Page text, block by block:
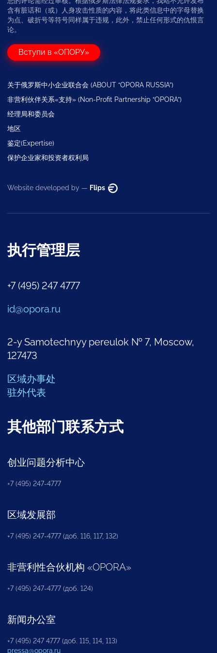
含有脏话和（或）人身攻击性质的内容，将此类信息中的字母替换
为点、破折号等符号同样属于违规，此外，禁止任何形式的仇恨言
论。
Вступи в «ОПОРУ»
关于俄罗斯中小企业联合会 (ABOUT “OPORA RUSSIA”)
非营利伙伴关系«支持» (Non-Profit Partnership “OPORA”)
经理局和委员会
地区
鉴定(Expertise)
保护企业家和投资者权利局
Website developed by — Flips
执行管理层
+7 (495) 247 4777
id@opora.ru
2-y Samotechnyy pereulok № 7, Moscow,
127473
区域办事处
驻外代表
其他部门联系方式
创业问题分析中心
+7 (495) 247-4777
区域发展部
+7 (495) 247-4777 (доб. 116, 117, 132)
非营利性合伙机构 «OPORA»
+7 (495) 247-4777 (доб. 124)
新闻办公室
+7 (495) 247 4777 (доб. 115, 114, 113)
pressa@opora.ru